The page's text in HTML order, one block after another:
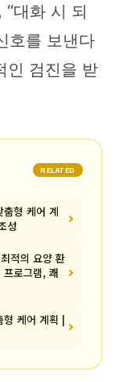
“대화 시 되
호를 보낸다
인 검진을 받
RELATED
형 케어 계
성
적의 요양 환
로그램, 쾌
형 케어 계획 |